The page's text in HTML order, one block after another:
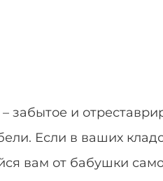
забытое и
Если в ваших
вам от бабушки